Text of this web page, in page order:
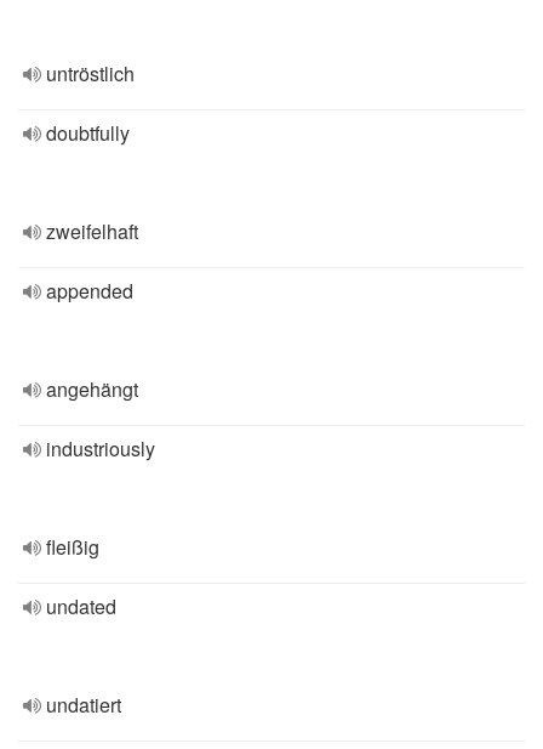
untröstlich
doubtfully
zweifelhaft
appended
angehängt
industriously
fleißig
undated
undatiert